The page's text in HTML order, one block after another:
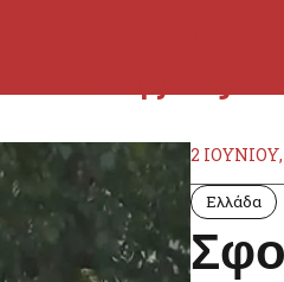
2 ΙΟΥΝΊΟΥ,
Ελλάδα